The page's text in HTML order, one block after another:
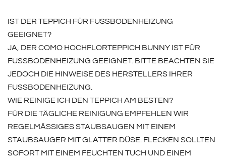
IST DER TEPPICH FÜR FUSSBODENHEIZUNG G
EEIGNET?
JA, DER COMO HOCHFLORTEPPICH BUNNY IST FÜR
FUSSBODENHEIZUNG GEEIGNET. BITTE BEACHTEN SIE J
EDOCH DIE HINWEISE DES HERSTELLERS IHRER F
USSBODENHEIZUNG.
WIE REINIGE ICH DEN TEPPICH AM BESTEN?
FÜR DIE TÄGLICHE REINIGUNG EMPFEHLEN WIR
REGELMÄSSIGES STAUBSAUGEN MIT EINEM S
TAUBSAUGER MIT GLATTER DÜSE. FLECKEN SOLLTEN S
OFORT MIT EINEM FEUCHTEN TUCH UND EINEM M